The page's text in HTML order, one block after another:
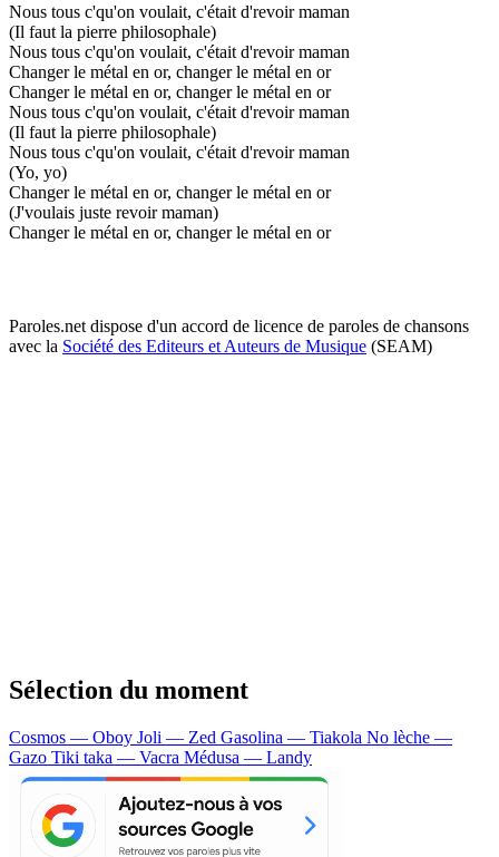
Nous tous c'qu'on voulait, c'était d'revoir maman
(Il faut la pierre philosophale)
Nous tous c'qu'on voulait, c'était d'revoir maman
Changer le métal en or, changer le métal en or
Changer le métal en or, changer le métal en or
Nous tous c'qu'on voulait, c'était d'revoir maman
(Il faut la pierre philosophale)
Nous tous c'qu'on voulait, c'était d'revoir maman
(Yo, yo)
Changer le métal en or, changer le métal en or
(J'voulais juste revoir maman)
Changer le métal en or, changer le métal en or
Paroles.net dispose d'un accord de licence de paroles de chansons
avec la Société des Editeurs et Auteurs de Musique (SEAM)
Sélection du moment
Cosmos — Oboy Joli — Zed Gasolina — Tiakola No lèche —
Gazo Tiki taka — Vacra Médusa — Landy